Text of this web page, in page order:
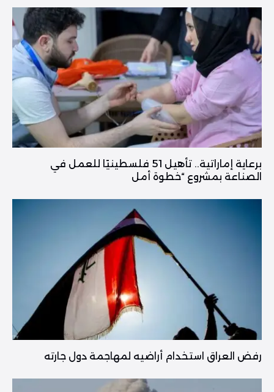
برعاية إماراتية.. تأهيل 51 فلسطينيًا للعمل في
الصناعة بمشروع “خطوة أمل
رفض العراق استخدام أراضيه لمهاجمة دول جارته